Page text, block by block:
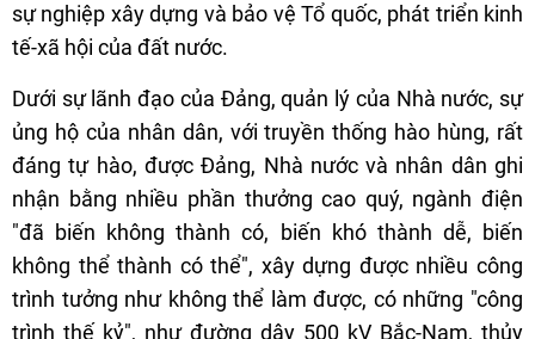
sự nghiệp xây dựng và bảo vệ Tổ quốc, phát triển kinh
tế-xã hội của đất nước.
Dưới sự lãnh đạo của Đảng, quản lý của Nhà nước, sự
ủng hộ của nhân dân, với truyền thống hào hùng, rất
đáng tự hào, được Đảng, Nhà nước và nhân dân ghi
nhận bằng nhiều phần thưởng cao quý, ngành điện
"đã biến không thành có, biến khó thành dễ, biến
không thể thành có thể", xây dựng được nhiều công
trình tưởng như không thể làm được, có những "công
trình thế kỷ", như đường dây 500 kV Bắc-Nam, thủy